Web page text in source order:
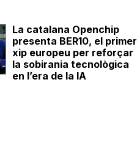
La catalana Openchip
presenta BER10, el primer
xip europeu per reforçar
la sobirania tecnològica
en l’era de la IA